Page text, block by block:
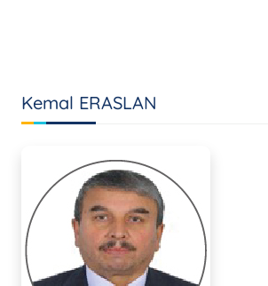
Kemal ERASLAN